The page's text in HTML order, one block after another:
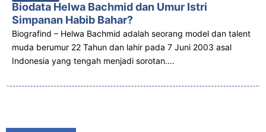
Biodata Helwa Bachmid dan Umur Istri
Simpanan Habib Bahar?
Biografind – Helwa Bachmid adalah seorang model dan talent
muda berumur 22 Tahun dan lahir pada 7 Juni 2003 asal
Indonesia yang tengah menjadi sorotan....